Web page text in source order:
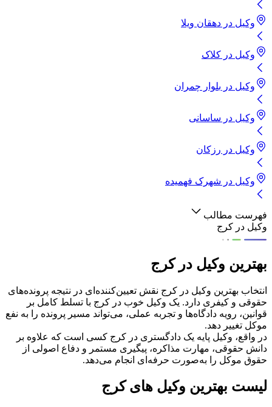
وکیل در دهقان ویلا
وکیل در کلاک
وکیل در بلوار چمران
وکیل در ساسانی
وکیل در رزکان
وکیل در شهرک فهمیده
فهرست مطالب
بهترین وکیل در کرج
لیست بهترین وکیل‌ های کرج
معیارهای انتخاب وکیل خوب در کرج
ویژگی‌ های یک وکیل خوب در کرج
انواع خدمات وکلا در کرج
دستمزد وکیل در کرج چگونه محاسبه می‌شود؟
وکیل در کرج
بهترین وکیل در کرج
انتخاب بهترین وکیل در کرج نقش تعیین‌کننده‌ای در نتیجه پرونده‌های
حقوقی و کیفری دارد. یک وکیل خوب در کرج با تسلط کامل بر
قوانین، رویه دادگاه‌ها و تجربه عملی، می‌تواند مسیر پرونده را به نفع
موکل تغییر دهد.
در واقع، وکیل پایه یک دادگستری در کرج کسی است که علاوه بر
دانش حقوقی، مهارت مذاکره، پیگیری مستمر و دفاع اصولی از
حقوق موکل را به‌صورت حرفه‌ای انجام می‌دهد.
لیست بهترین وکیل‌ های کرج